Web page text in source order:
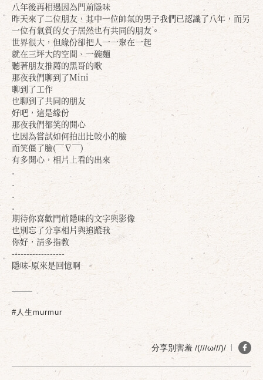
八年後再相遇因為門前隱味
昨天來了二位朋友，其中一位帥氣的男子我們已認識了八年，而另
一位有氣質的女子居然也有共同的朋友。
世界很大，但緣份卻把人一一聚在一起
就在三坪大的空間、一碗麵
聽著朋友推薦的黑哥的歌
那夜我們聊到了Mini
聊到了工作
也聊到了共同的朋友
好吧，這是緣份
那夜我們都笑的開心
也因為嘗試如何拍出比較小的臉
而笑僵了臉(￣∇￣)
有多開心，相片上看的出來
.
.
.
.
期待你喜歡門前隱味的文字與影像
也別忘了分享相片與追蹤我
你好，請多指教
------------------
隱味-原來是回憶啊
#人生murmur
分享別害羞 /(///ω///)/
取消